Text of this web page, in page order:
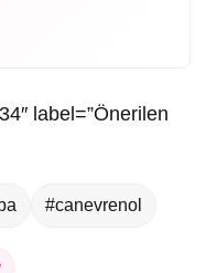
label=”Önerilen
#canevrenol